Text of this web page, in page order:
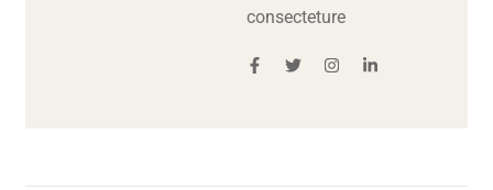
consecteture